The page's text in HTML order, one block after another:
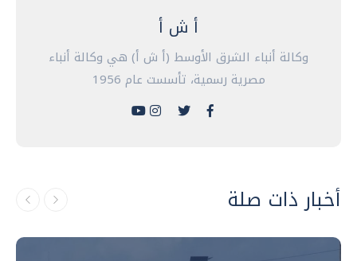
أ ش أ
وكالة أنباء الشرق الأوسط (أ ش أ) هي وكالة أنباء
مصرية رسمية، تأسست عام 1956
أخبار ذات صلة